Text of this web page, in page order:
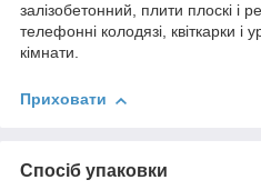
залізобетонний, плити плоскі і
телефонні колодязі, квіткарки і
кімнати.
Приховати
Спосіб упаковки